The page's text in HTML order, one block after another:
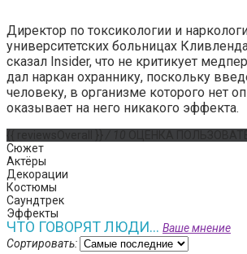
Директор по токсикологии и
университетских больницах
сказал Insider, что не критикует
дал наркан охраннику, поскольку
человеку, в организме которого нет
оказывает на него никакого эффекта.
Сюжет
Актёры
Декорации
Костюмы
Саундтрек
Эффекты
ЧТО ГОВОРЯТ ЛЮДИ... Ваше мнение
Сортировать: